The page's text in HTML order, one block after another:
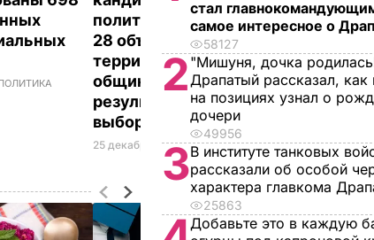
политсилы возглавят
28 объединенных
территориальных
общин по
результатам
выборов
25 декабря, 12.14ПОЛИТИКА
стал
самое интересное о
58127
2 "Мишуня, дочка
Драпатый рассказал,
на позициях узнал о
дочери
49956
3В институте танковых
рассказали об особой
характера главкома
25863
Добавьте это в каждую